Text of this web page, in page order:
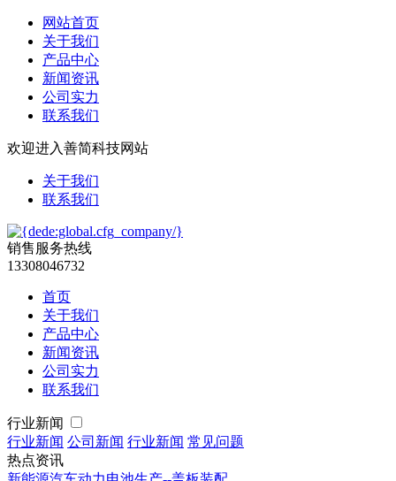
网站首页
关于我们
产品中心
新闻资讯
公司实力
联系我们
欢迎进入善简科技网站
关于我们
联系我们
销售服务热线
13308046732
首页
关于我们
产品中心
新闻资讯
公司实力
联系我们
行业新闻
行业新闻 公司新闻 行业新闻 常见问题
热点资讯